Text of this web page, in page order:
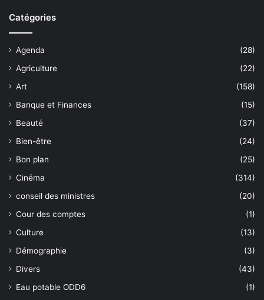
Catégories
Agenda
(28)
Agriculture
(22)
Art
(158)
Banque et Finances
(15)
Beauté
(37)
Bien-être
(24)
Bon plan
(25)
Cinéma
(314)
conseil des ministres
(20)
Cour des comptes
(1)
Culture
(13)
Démographie
(3)
Divers
(43)
Eau potable ODD6
(1)